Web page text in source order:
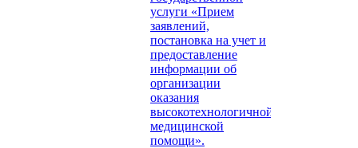
услуги «Прием
заявлений,
постановка на учет и
предоставление
информации об
организации
оказания
высокотехнологичной
медицинской
помощи».